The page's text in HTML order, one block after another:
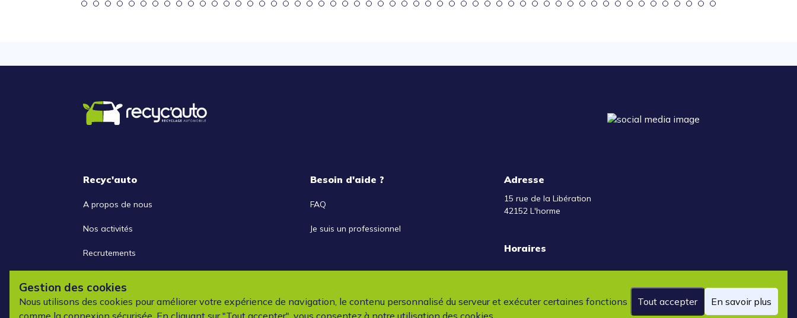
Recyc'auto
A propos de nous
Nos activités
Recrutements
Besoin d'aide ?
FAQ
Je suis un professionnel
Adresse
15 rue de la Libération
42152 L'horme
Horaires
Gestion des cookies
Nous utilisons des cookies pour améliorer votre expérience de navigation, le contenu personnalisé du serveur et exécuter certaines fonctions
comme la connexion sécurisée. En cliquant sur "Tout accepter", vous consentez à notre utilisation des cookies.
Tout accepter En savoir plus